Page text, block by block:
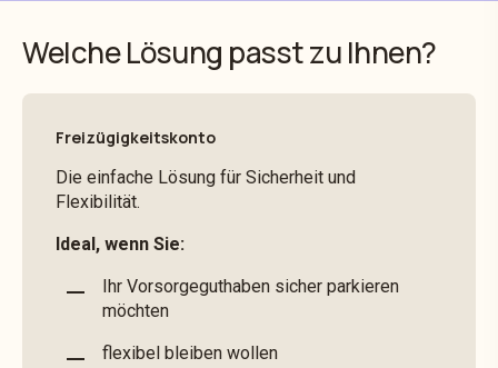
Welche Lösung passt zu Ihnen?
Freizügigkeitskonto
Die einfache Lösung für Sicherheit und
Flexibilität.
Ideal, wenn Sie:
Ihr Vorsorgeguthaben sicher parkieren
möchten
flexibel bleiben wollen